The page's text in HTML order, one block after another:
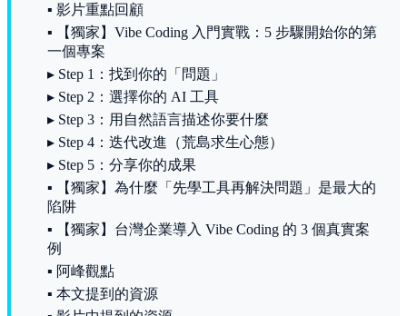
▪ 影片重點回顧
▪ 【獨家】Vibe Coding 入門實戰：5 步驟開始你的第
一個專案
▸ Step 1：找到你的「問題」
▸ Step 2：選擇你的 AI 工具
▸ Step 3：用自然語言描述你要什麼
▸ Step 4：迭代改進（荒島求生心態）
▸ Step 5：分享你的成果
▪ 【獨家】為什麼「先學工具再解決問題」是最大的
陷阱
▪ 【獨家】台灣企業導入 Vibe Coding 的 3 個真實案
例
▪ 阿峰觀點
▪ 本文提到的資源